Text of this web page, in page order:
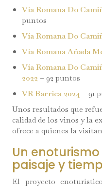
Vía Romana Do
puntos
Vía Romana Do
Vía Romana Añada
Vía Romana Do
2022 – 92 puntos
VR Barrica 2024 – 91
Unos resultados que
calidad de los vinos y la
ofrece a quienes la
Un
paisaje y
El proyecto